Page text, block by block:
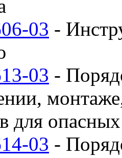
03 -
03 -
для
03 -